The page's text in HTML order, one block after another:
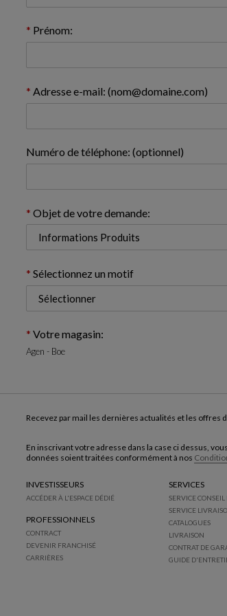
Prénom:
Adresse e-mail: (nom@domaine.com)
Numéro de téléphone: (optionnel)
Objet de votre demande:
Sélectionnez un motif
Votre magasin:
Agen - Boe
Recevez par mail les dernières actualités et les offres
En inscrivant votre adresse dans la case ci dessus,
données soient traitées conformément à nos
INVESTISSEURS
ACCÉDER À L'ESPACE DÉDIÉ
PROFESSIONNELS
CONTRACT
DEVENIR FRANCHISÉ
CARRIÈRES
SERVICES
SERVICE
SERVICE
CATALOGUES
LIVRAISON
CONTRAT DE
GUIDE